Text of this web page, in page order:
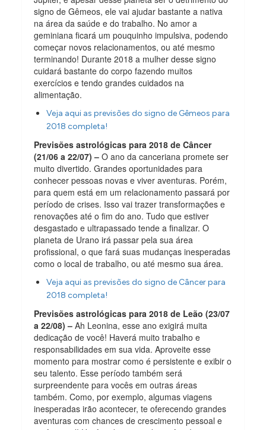
signo de Gêmeos, ele vai ajudar bastante a nativa
na área da saúde e do trabalho. No amor a
geminiana ficará um pouquinho impulsiva, podendo
começar novos relacionamentos, ou até mesmo
terminando! Durante 2018 a mulher desse signo
cuidará bastante do corpo fazendo muitos
exercícios e tendo grandes cuidados na
alimentação.
Veja aqui as previsões do signo de Gêmeos para
2018 completa!
Previsões astrológicas para 2018 de Câncer
(21/06 a 22/07) – O ano da canceriana promete ser
muito divertido. Grandes oportunidades para
conhecer pessoas novas e viver aventuras. Porém,
para quem está em um relacionamento passará por
período de crises. Isso vai trazer transformações e
renovações até o fim do ano. Tudo que estiver
desgastado e ultrapassado tende a finalizar. O
planeta de Urano irá passar pela sua área
profissional, o que fará suas mudanças inesperadas
como o local de trabalho, ou até mesmo sua área.
Veja aqui as previsões do signo de Câncer para
2018 completa!
Previsões astrológicas para 2018 de Leão (23/07
a 22/08) – Ah Leonina, esse ano exigirá muita
dedicação de você! Haverá muito trabalho e
responsabilidades em sua vida. Aproveite esse
momento para mostrar como é persistente e exibir o
seu talento. Esse período também será
surpreendente para vocês em outras áreas
também. Como, por exemplo, algumas viagens
inesperadas irão acontecer, te oferecendo grandes
aventuras com chances de crescimento pessoal e